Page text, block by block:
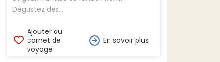
Dégustez des...
Ajouter au
carnet de
voyage
En savoir plus